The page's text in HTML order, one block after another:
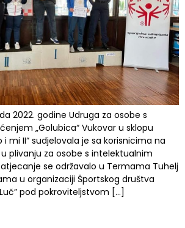
2022. godine Udruga za osobe s
„Golubica“ Vukovar u sklopu
mi II“ sudjelovala je sa korisnicima na
plivanju za osobe s intelektualnim
se održavalo u Termama Tuhelj
u organizaciji Športskog društva
pod pokroviteljstvom […]